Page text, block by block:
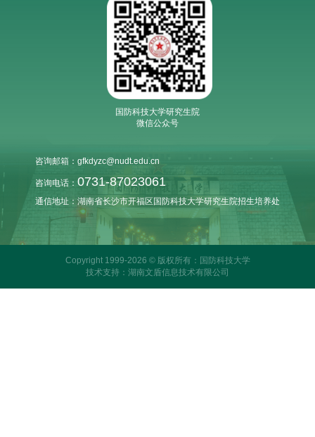
国防科技大学研究生院
微信公众号
咨询邮箱：gfkdyzc@nudt.edu.cn
咨询电话： 0731-87023061
通信地址：湖南省长沙市开福区国防科技大学研究生院招生培养处
Copyright 1999-2026 © 版权所有：国防科技大学
技术支持：湖南文盾信息技术有限公司